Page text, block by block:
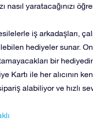
nasıl yaratacağınızı
iş arkadaşları,
hediyeler sunar.
bir
Kartı ile her alıcının
alabiliyor ve hızlı